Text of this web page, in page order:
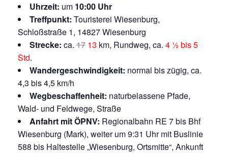
Uhrzeit: um 10:00 Uhr
Treffpunkt: Touristerei Wiesenburg,
Schloßstraße 1, 14827 Wiesenburg
Strecke: ca. 17 13 km, Rundweg, ca. 4 ½ bis 5
Std.
Wandergeschwindigkeit: normal bis zügig, ca.
4,3 bis 4,5 km/h
Wegbeschaffenheit: naturbelassene Pfade,
Wald- und Feldwege, Straße
Anfahrt mit ÖPNV: Regionalbahn RE 7 bis Bhf
Wiesenburg (Mark), weiter um 9:31 Uhr mit Buslinie
588 bis Haltestelle „Wiesenburg, Ortsmitte“, Ankunft